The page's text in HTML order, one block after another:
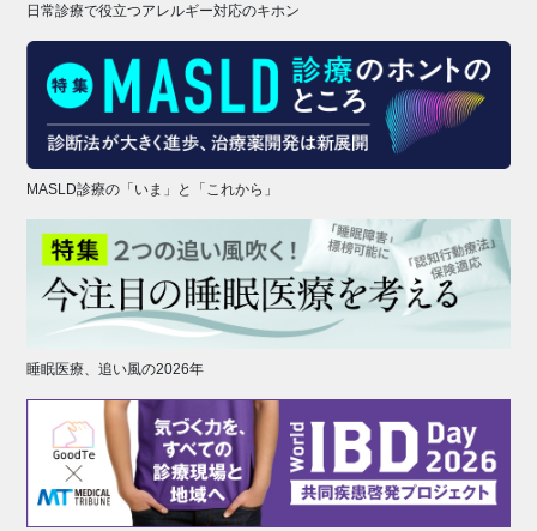
日常診療で役立つアレルギー対応のキホン
MASLD診療の「いま」と「これから」
睡眠医療、追い風の2026年